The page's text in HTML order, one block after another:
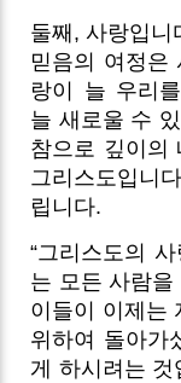
둘째, 사랑입니
믿음의 여정은
랑이 늘 우리
늘 새로울 수
참으로 깊이의
그리스도입니
립니다.
“그리스도의
는 모든 사람
이들이 이제는
위하여 돌아가
게 하시려는 것